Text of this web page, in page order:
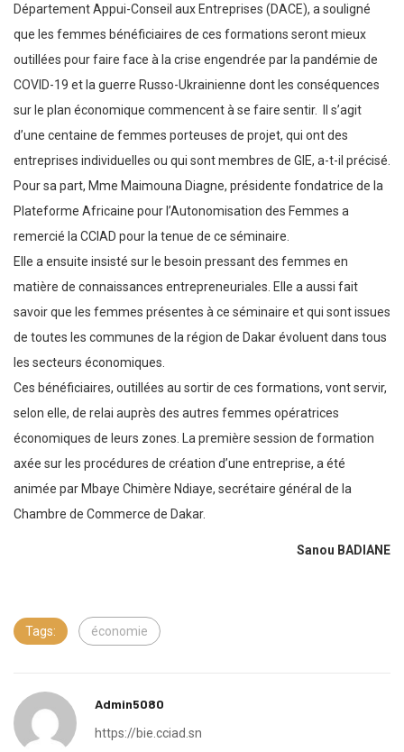
Département Appui-Conseil aux Entreprises (DACE), a souligné
que les femmes bénéficiaires de ces formations seront mieux
outillées pour faire face à la crise engendrée par la pandémie de
COVID-19 et la guerre Russo-Ukrainienne dont les conséquences
sur le plan économique commencent à se faire sentir. Il s’agit
d’une centaine de femmes porteuses de projet, qui ont des
entreprises individuelles ou qui sont membres de GIE, a-t-il précisé.
Pour sa part, Mme Maimouna Diagne, présidente fondatrice de la
Plateforme Africaine pour l’Autonomisation des Femmes a
remercié la CCIAD pour la tenue de ce séminaire.
Elle a ensuite insisté sur le besoin pressant des femmes en
matière de connaissances entrepreneuriales. Elle a aussi fait
savoir que les femmes présentes à ce séminaire et qui sont issues
de toutes les communes de la région de Dakar évoluent dans tous
les secteurs économiques.
Ces bénéficiaires, outillées au sortir de ces formations, vont servir,
selon elle, de relai auprès des autres femmes opératrices
économiques de leurs zones. La première session de formation
axée sur les procédures de création d’une entreprise, a été
animée par Mbaye Chimère Ndiaye, secrétaire général de la
Chambre de Commerce de Dakar.
Sanou BADIANE
Tags: économie
Admin5080
https://bie.cciad.sn